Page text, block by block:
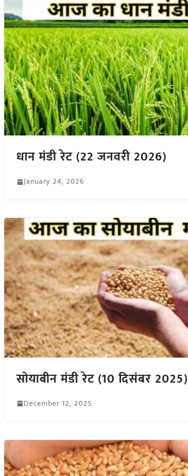
धान मंडी रेट (22 जनवरी 2026)
January 24, 2026
सोयाबीन मंडी रेट (10 दिसंबर 2025)
December 12, 2025